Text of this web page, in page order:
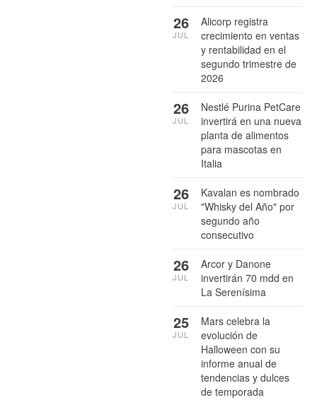
Alicorp registra
crecimiento en ventas
y rentabilidad en el
segundo trimestre de
2026
26
JUL
Nestlé Purina PetCare
invertirá en una nueva
planta de alimentos
para mascotas en
Italia
26
JUL
Kavalan es nombrado
"Whisky del Año" por
segundo año
consecutivo
26
JUL
Arcor y Danone
invertirán 70 mdd en
La Serenísima
26
JUL
Mars celebra la
evolución de
Halloween con su
informe anual de
tendencias y dulces
de temporada
25
JUL